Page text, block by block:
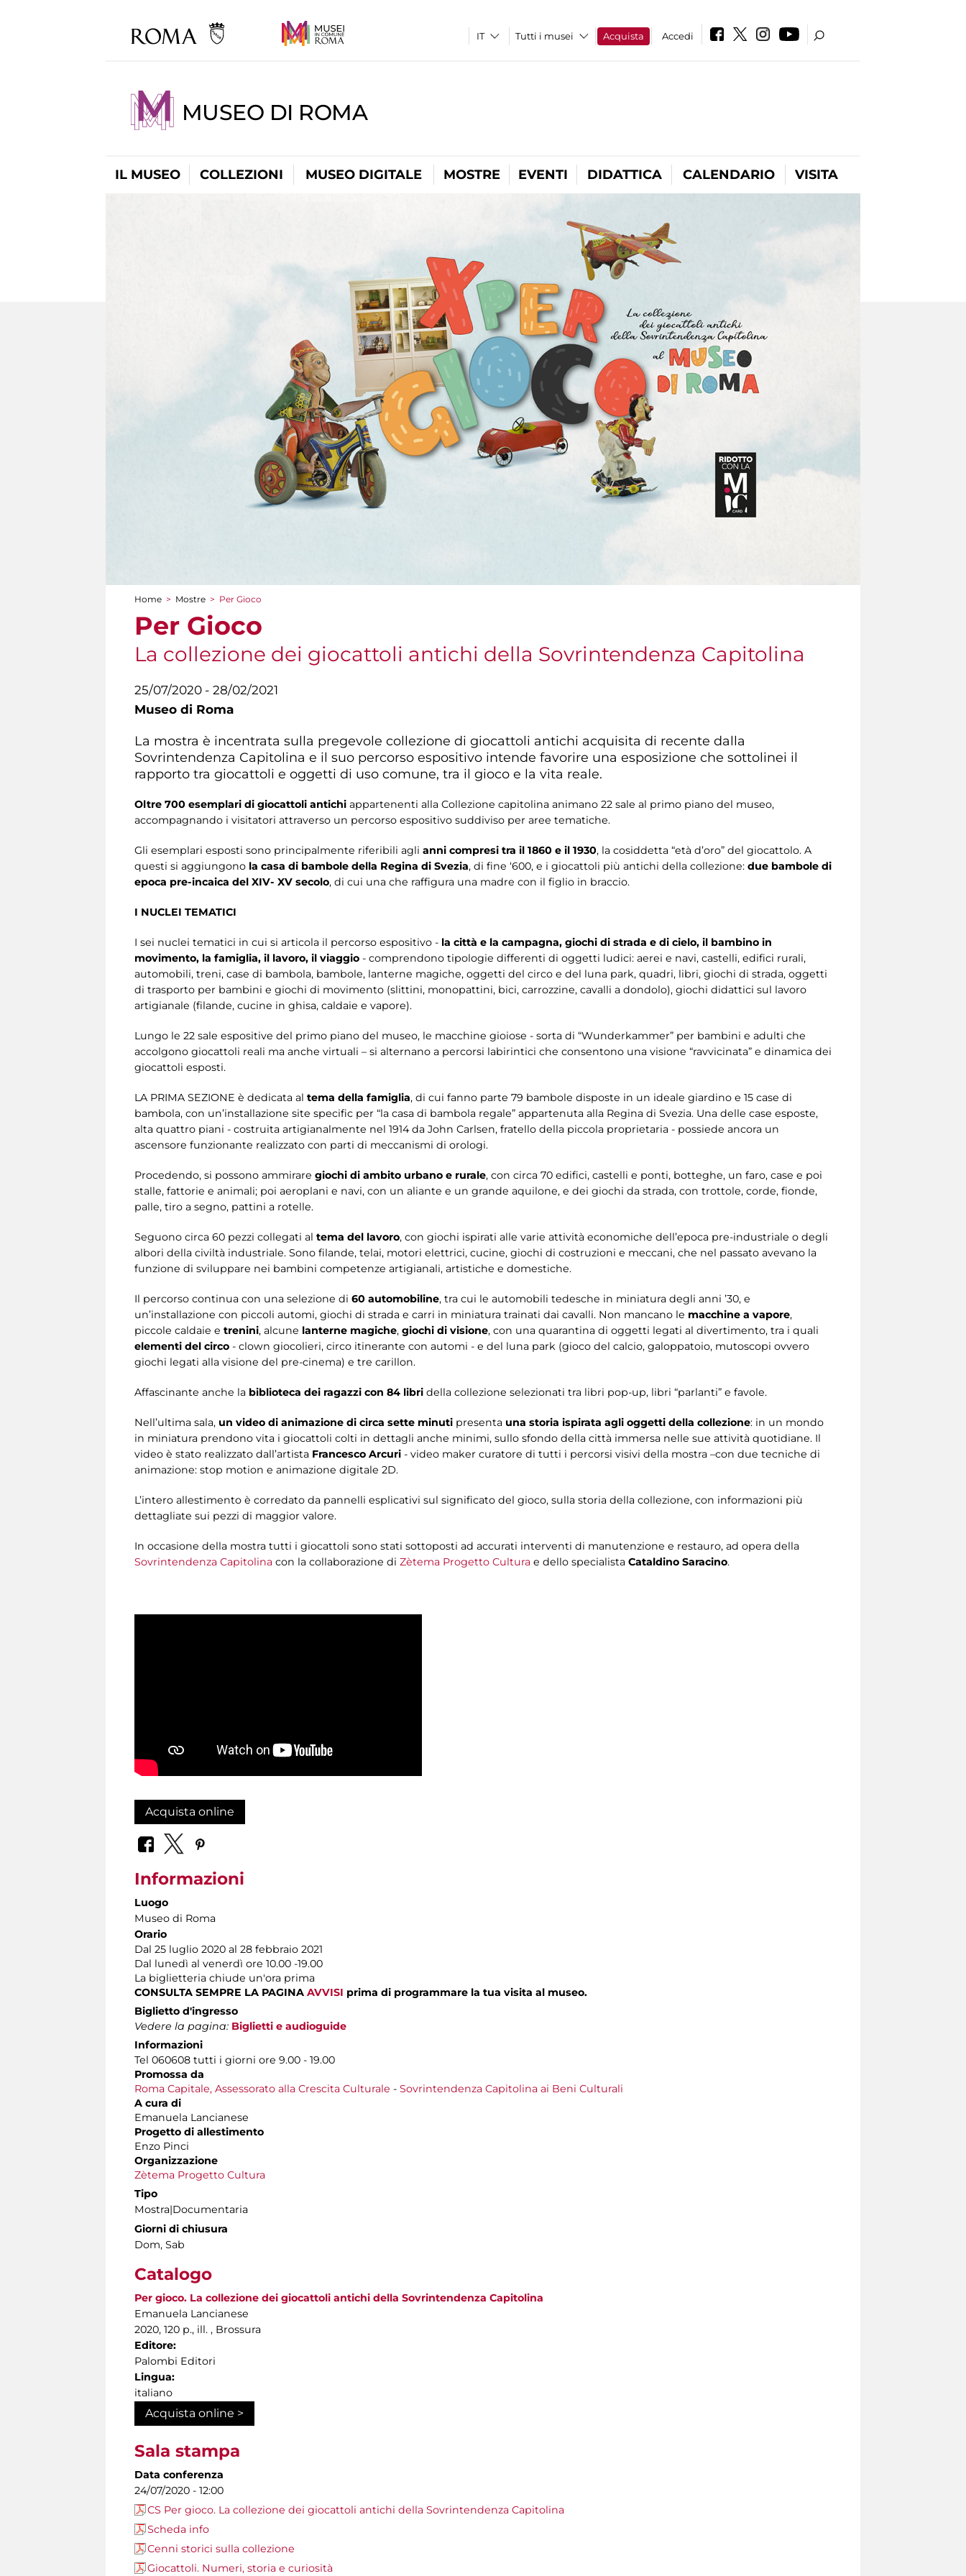
Tutti i musei Acquista Accedi
MUSEO DI ROMA
IL MUSEO COLLEZIONI MUSEO DIGITALE MOSTRE EVENTI DIDATTICA CALENDARIO VISITA
Tu sei qui
Home > Mostre > Per Gioco
Per Gioco
La collezione dei giocattoli antichi della Sovrintendenza Capitolina
25/07/2020 - 28/02/2021
Museo di Roma
La mostra è incentrata sulla pregevole collezione di giocattoli antichi acquisita di recente dalla
Sovrintendenza Capitolina e il suo percorso espositivo intende favorire una esposizione che sottolinei il
rapporto tra giocattoli e oggetti di uso comune, tra il gioco e la vita reale.
Oltre 700 esemplari di giocattoli antichi appartenenti alla Collezione capitolina animano 22 sale al primo piano del museo,
accompagnando i visitatori attraverso un percorso espositivo suddiviso per aree tematiche.
Gli esemplari esposti sono principalmente riferibili agli anni compresi tra il 1860 e il 1930, la cosiddetta “età d’oro” del giocattolo. A
questi si aggiungono la casa di bambole della Regina di Svezia, di fine ‘600, e i giocattoli più antichi della collezione: due bambole di
epoca pre-incaica del XIV- XV secolo, di cui una che raffigura una madre con il figlio in braccio.
I NUCLEI TEMATICI
I sei nuclei tematici in cui si articola il percorso espositivo - la città e la campagna, giochi di strada e di cielo, il bambino in
movimento, la famiglia, il lavoro, il viaggio - comprendono tipologie differenti di oggetti ludici: aerei e navi, castelli, edifici rurali,
automobili, treni, case di bambola, bambole, lanterne magiche, oggetti del circo e del luna park, quadri, libri, giochi di strada, oggetti
di trasporto per bambini e giochi di movimento (slittini, monopattini, bici, carrozzine, cavalli a dondolo), giochi didattici sul lavoro
artigianale (filande, cucine in ghisa, caldaie e vapore).
Lungo le 22 sale espositive del primo piano del museo, le macchine gioiose - sorta di “Wunderkammer” per bambini e adulti che
accolgono giocattoli reali ma anche virtuali – si alternano a percorsi labirintici che consentono una visione “ravvicinata” e dinamica dei
giocattoli esposti.
LA PRIMA SEZIONE è dedicata al tema della famiglia, di cui fanno parte 79 bambole disposte in un ideale giardino e 15 case di
bambola, con un’installazione site specific per “la casa di bambola regale” appartenuta alla Regina di Svezia. Una delle case esposte,
alta quattro piani - costruita artigianalmente nel 1914 da John Carlsen, fratello della piccola proprietaria - possiede ancora un
ascensore funzionante realizzato con parti di meccanismi di orologi.
Procedendo, si possono ammirare giochi di ambito urbano e rurale, con circa 70 edifici, castelli e ponti, botteghe, un faro, case e poi
stalle, fattorie e animali; poi aeroplani e navi, con un aliante e un grande aquilone, e dei giochi da strada, con trottole, corde, fionde,
palle, tiro a segno, pattini a rotelle.
Seguono circa 60 pezzi collegati al tema del lavoro, con giochi ispirati alle varie attività economiche dell’epoca pre-industriale o degli
albori della civiltà industriale. Sono filande, telai, motori elettrici, cucine, giochi di costruzioni e meccani, che nel passato avevano la
funzione di sviluppare nei bambini competenze artigianali, artistiche e domestiche.
Il percorso continua con una selezione di 60 automobiline, tra cui le automobili tedesche in miniatura degli anni ’30, e
un’installazione con piccoli automi, giochi di strada e carri in miniatura trainati dai cavalli. Non mancano le macchine a vapore,
piccole caldaie e trenini, alcune lanterne magiche, giochi di visione, con una quarantina di oggetti legati al divertimento, tra i quali
elementi del circo - clown giocolieri, circo itinerante con automi - e del luna park (gioco del calcio, galoppatoio, mutoscopi ovvero
giochi legati alla visione del pre-cinema) e tre carillon.
Affascinante anche la biblioteca dei ragazzi con 84 libri della collezione selezionati tra libri pop-up, libri “parlanti” e favole.
Nell’ultima sala, un video di animazione di circa sette minuti presenta una storia ispirata agli oggetti della collezione: in un mondo
in miniatura prendono vita i giocattoli colti in dettagli anche minimi, sullo sfondo della città immersa nelle sue attività quotidiane. Il
video è stato realizzato dall’artista Francesco Arcuri - video maker curatore di tutti i percorsi visivi della mostra –con due tecniche di
animazione: stop motion e animazione digitale 2D.
L’intero allestimento è corredato da pannelli esplicativi sul significato del gioco, sulla storia della collezione, con informazioni più
dettagliate sui pezzi di maggior valore.
In occasione della mostra tutti i giocattoli sono stati sottoposti ad accurati interventi di manutenzione e restauro, ad opera della
Sovrintendenza Capitolina con la collaborazione di Zètema Progetto Cultura e dello specialista Cataldino Saracino.
Acquista online
Informazioni
Luogo
Museo di Roma
Orario
Dal 25 luglio 2020 al 28 febbraio 2021
Dal lunedì al venerdì ore 10.00 -19.00
La biglietteria chiude un'ora prima
CONSULTA SEMPRE LA PAGINA AVVISI prima di programmare la tua visita al museo.
Biglietto d'ingresso
Vedere la pagina: Biglietti e audioguide
Informazioni
Tel 060608 tutti i giorni ore 9.00 - 19.00
Promossa da
Roma Capitale, Assessorato alla Crescita Culturale - Sovrintendenza Capitolina ai Beni Culturali
A cura di
Emanuela Lancianese
Progetto di allestimento
Enzo Pinci
Organizzazione
Zètema Progetto Cultura
Tipo
Mostra|Documentaria
Giorni di chiusura
Dom, Sab
Catalogo
Per gioco. La collezione dei giocattoli antichi della Sovrintendenza Capitolina
Emanuela Lancianese
2020, 120 p., ill. , Brossura
Editore:
Palombi Editori
Lingua:
italiano
Acquista online >
Sala stampa
Data conferenza
24/07/2020 - 12:00
CS Per gioco. La collezione dei giocattoli antichi della Sovrintendenza Capitolina
Scheda info
Cenni storici sulla collezione
Giocattoli. Numeri, storia e curiosità